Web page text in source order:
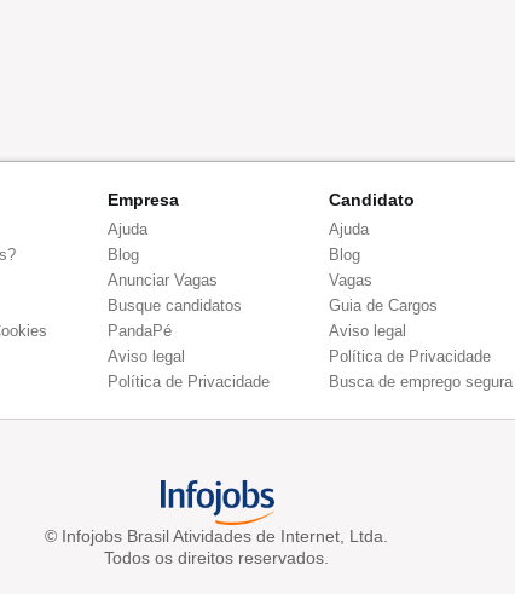
Empresa
Ajuda
Blog
Anunciar Vagas
Busque candidatos
PandaPé
Aviso legal
Política de Privacidade
Candidato
Ajuda
Blog
Vagas
Guia de Cargos
Aviso legal
Política de Privacidade
Busca de emprego segura
© Infojobs Brasil Atividades de Internet, Ltda.
Todos os direitos reservados.